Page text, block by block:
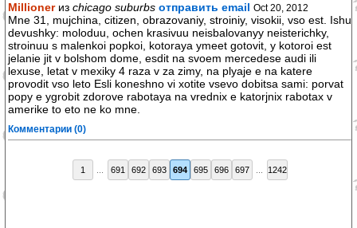
Millionerиз chicago suburbs отправить email Oct 20, 2012
Mne 31, mujchina, citizen, obrazovaniy, stroiniy, visokii, vso est. Ishu
devushky: moloduu, ochen krasivuu neisbalovanyy neisterichky,
stroinuu s malenkoi popkoi, kotoraya ymeet gotovit, y kotoroi est
jelanie jit v bolshom dome, esdit na svoem mercedese audi ili
lexuse, letat v mexiky 4 raza v za zimy, na plyaje e na katere
provodit vso leto Esli koneshno vi xotite vsevo dobitsa sami: porvat
popy e ygrobit zdorove rabotaya na vrednix e katorjnix rabotax v
amerike to eto ne ko mne.
Комментарии (0)
1 691 692 693 694 695 696 697 1242